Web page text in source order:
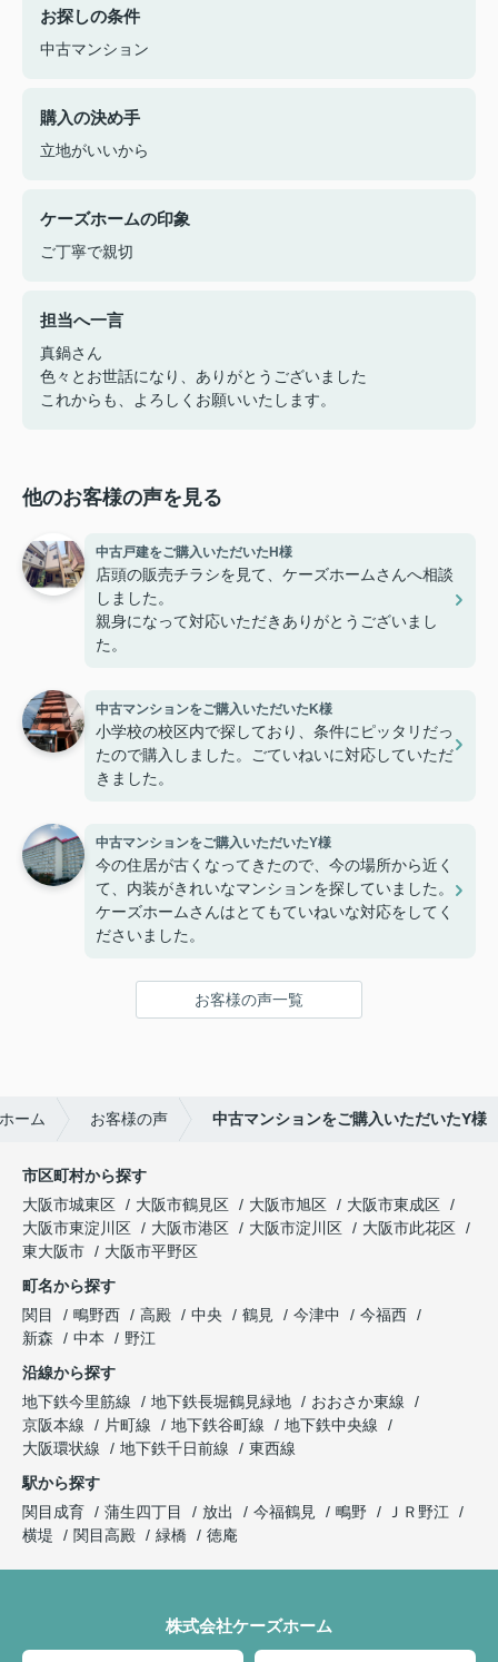
お探しの条件
中古マンション
購入の決め手
立地がいいから
ケーズホームの印象
ご丁寧で親切
担当へ一言
真鍋さん
色々とお世話になり、ありがとうございました
これからも、よろしくお願いいたします。
他のお客様の声を見る
中古戸建をご購入いただいたH様
店頭の販売チラシを見て、ケーズホームさんへ相談
しました。
親身になって対応いただきありがとうございまし
た。
中古マンションをご購入いただいたK様
小学校の校区内で探しており、条件にピッタリだっ
たので購入しました。ごていねいに対応していただ
きました。
中古マンションをご購入いただいたY様
今の住居が古くなってきたので、今の場所から近く
て、内装がきれいなマンションを探していました。
ケーズホームさんはとてもていねいな対応をしてく
ださいました。
お客様の声一覧
ーム お客様の声 中古マンションをご購入いただいたY様
市区町村から探す
大阪市城東区
大阪市鶴見区 大阪市旭区
大阪市東成区
大阪市東淀川区
大阪市港区 大阪市淀川区
大阪市此花区
東大阪市
大阪市平野区
町名から探す
関目
鴫野西 高殿 中央 鶴見 今津中
今福西
新森
中本
野江
沿線から探す
地下鉄今里筋線
地下鉄長堀鶴見緑地
おおさか東線
京阪本線
片町線 地下鉄谷町線
地下鉄中央線
大阪環状線
地下鉄千日前線
東西線
駅から探す
関目成育
蒲生四丁目 放出 今福鶴見 鴫野
ＪＲ野江
横堤
関目高殿 緑橋 徳庵
株式会社ケーズホーム